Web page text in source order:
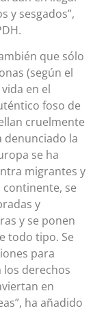
y sesgados”,
que sólo
(según el
en el
foso de
cruelmente
denunciado la
se ha
migrantes y
se
y
y se ponen
todo tipo. Se
para
los derechos
en
ha añadido